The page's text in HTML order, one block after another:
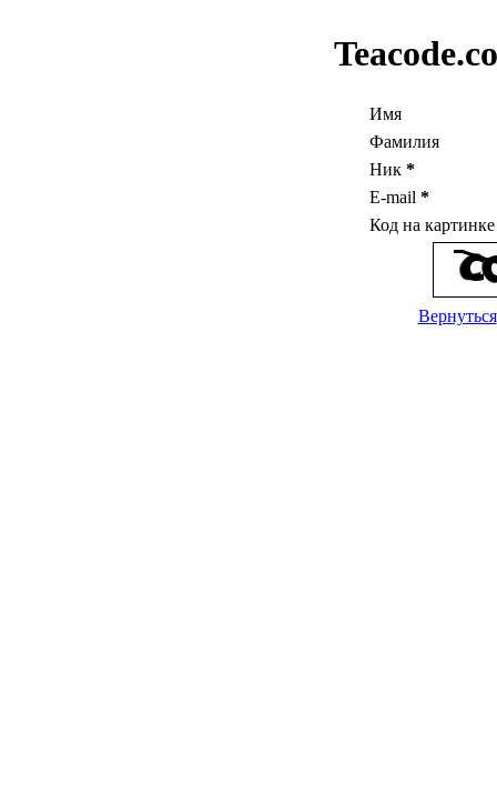
Имя
Фамилия
Ник *
E-mail *
Код на
Вернуться